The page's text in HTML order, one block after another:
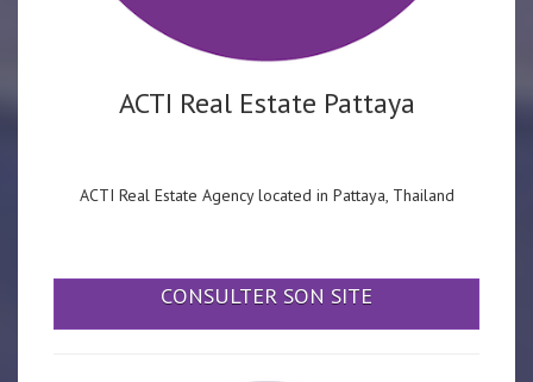
ACTI Real Estate Pattaya
ACTI Real Estate Agency located in Pattaya, Thailand
CONSULTER SON SITE